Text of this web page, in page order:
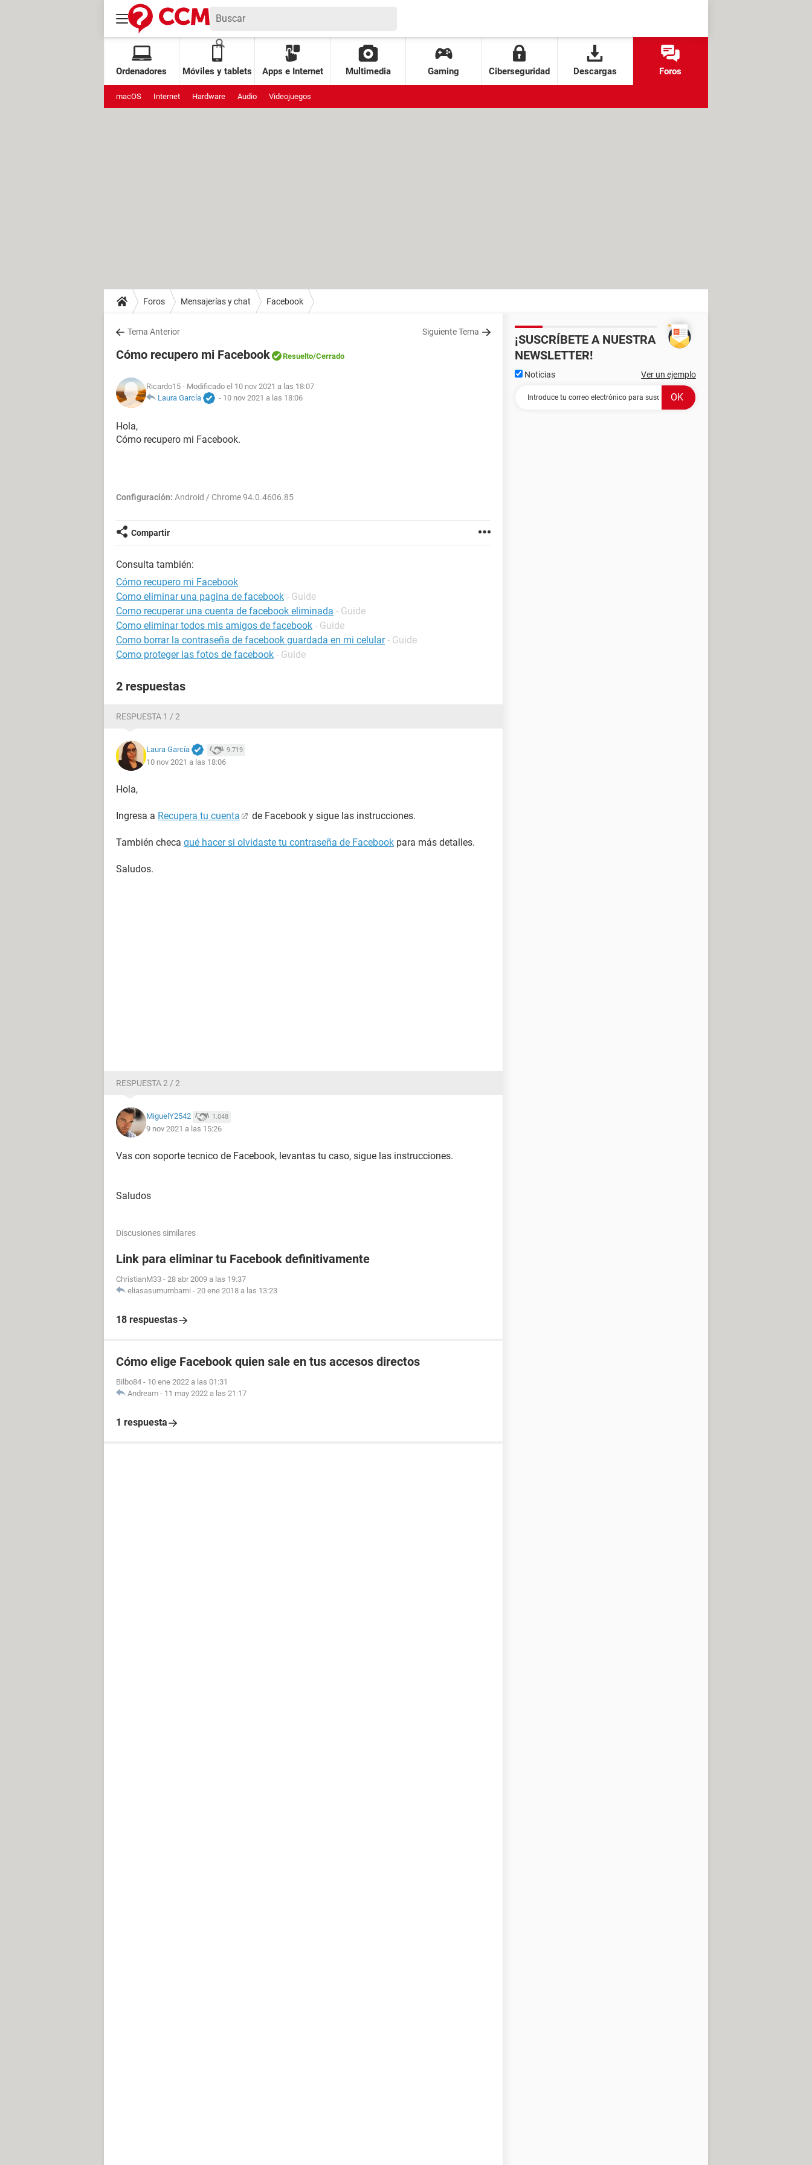
Ordenadores Móviles y tablets Apps e Internet Multimedia Gaming Ciberseguridad Descargas Foros
macOS Internet Hardware Audio Videojuegos
Foros Mensajerías y chat Facebook
Tema Anterior Siguiente Tema
Cómo recupero mi Facebook Resuelto/Cerrado
Ricardo15 - Modificado el 10 nov 2021 a las 18:07
Laura García
- 10 nov 2021 a las 18:06
Hola,
Cómo recupero mi Facebook.
Configuración: Android / Chrome 94.0.4606.85
Compartir
Consulta también:
Cómo recupero mi Facebook
Como eliminar una pagina de facebook - Guide
Como recuperar una cuenta de facebook eliminada - Guide
Como eliminar todos mis amigos de facebook - Guide
Como borrar la contraseña de facebook guardada en mi celular - Guide
Como proteger las fotos de facebook - Guide
2 respuestas
RESPUESTA 1 / 2
Laura García 9.719
10 nov 2021 a las 18:06
Hola,
Ingresa a Recupera tu cuenta de Facebook y sigue las instrucciones.
También checa qué hacer si olvidaste tu contraseña de Facebook para más detalles.
Saludos.
RESPUESTA 2 / 2
MiguelY2542 1.048
9 nov 2021 a las 15:26
Vas con soporte tecnico de Facebook, levantas tu caso, sigue las instrucciones.
Saludos
Discusiones similares
Link para eliminar tu Facebook definitivamente
ChristianM33 - 28 abr 2009 a las 19:37
eliasasumumbami - 20 ene 2018 a las 13:23
18 respuestas
Cómo elige Facebook quien sale en tus accesos directos
Bilbo84 - 10 ene 2022 a las 01:31
Andream - 11 may 2022 a las 21:17
1 respuesta
¡SUSCRÍBETE A NUESTRA
NEWSLETTER!
Noticias Ver un ejemplo